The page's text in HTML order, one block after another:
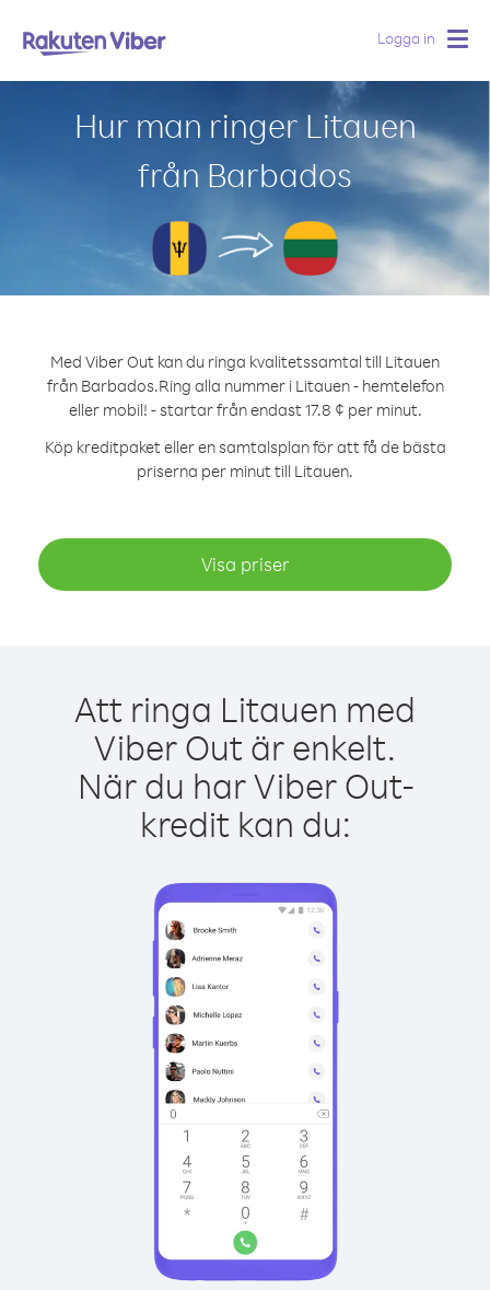
Logga in
Hur man ringer Litauen
från Barbados
Med Viber Out kan du ringa kvalitetssamtal till Litauen
från Barbados.Ring alla nummer i Litauen - hemtelefon
eller mobil! - startar från endast 17.8 ¢ per minut.
Köp kreditpaket eller en samtalsplan för att få de bästa
priserna per minut till Litauen.
Visa priser
Att ringa Litauen med
Viber Out är enkelt.
När du har Viber Out-
kredit kan du: